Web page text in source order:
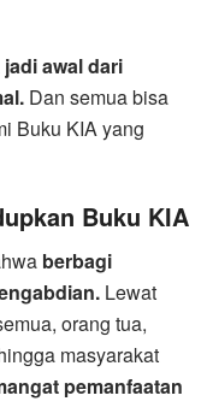
awal dari
Dan semua bisa
Buku KIA yang
Buku KIA
berbagi
Lewat
orang tua,
masyarakat
pemanfaatan